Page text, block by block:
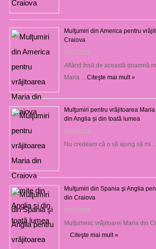
Mulţumiri din America pentru
Craiova
31/07/2026
Aflând însă de această doamnă
Maria … Citeşte mai mult »
Mulţumiri pentru vrăjitoarea
din Anglia și din toată lumea
29/07/2026
Nu credeam că o să ajung să mi …
Mulţumiri din Spania şi Anglia
din Craiova
28/07/2026
Mulţumesc vrăjitoarei Maria din
Citeşte mai mult »